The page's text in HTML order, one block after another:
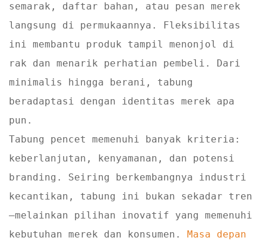
semarak, daftar bahan, atau pesan merek
langsung di permukaannya. Fleksibilitas
ini membantu produk tampil menonjol di
rak dan menarik perhatian pembeli. Dari
minimalis hingga berani, tabung
beradaptasi dengan identitas merek apa
pun.
Tabung pencet memenuhi banyak kriteria:
keberlanjutan, kenyamanan, dan potensi
branding. Seiring berkembangnya industri
kecantikan, tabung ini bukan sekadar tren
—melainkan pilihan inovatif yang memenuhi
kebutuhan merek dan konsumen. Masa depan